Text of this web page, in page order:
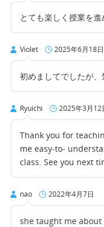
とても楽しく授業を
Violet 2025年6月18日
初めましてでしたが、
Ryuichi 2025年3月12
Thank you for
me easy-to-
class. See you next
nao 2022年4月7日
she taught me